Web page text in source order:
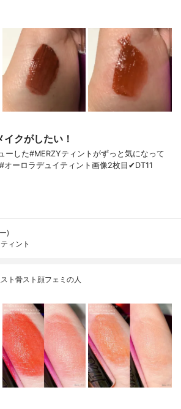
クがしたい！
ーした#MERZYティントがずっと気になって
オーロラデュイティント画像2枚目✔︎DT11
)
ィント
ト骨スト顔フェミの人